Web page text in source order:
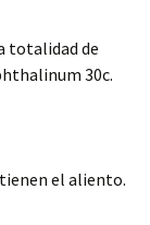
totalidad de
30c.
el aliento.